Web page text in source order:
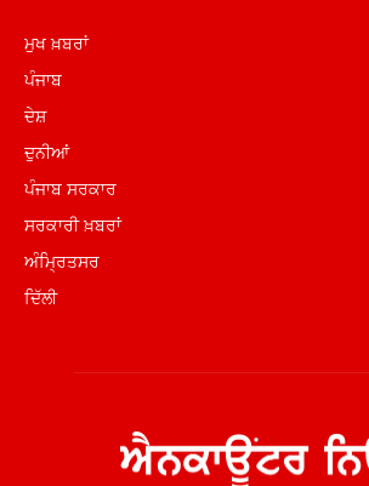
ਮੁਖ ਖ਼ਬਰਾਂ
ਪੰਜਾਬ
ਦੇਸ਼
ਦੁਨੀਆਂ
ਪੰਜਾਬ ਸਰਕਾਰ
ਸਰਕਾਰੀ ਖ਼ਬਰਾਂ
ਅੰਮ੍ਰਿਤਸਰ
ਦਿੱਲੀ